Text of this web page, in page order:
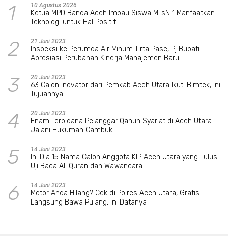
1 10 Agustus 2026
Ketua MPD Banda Aceh Imbau Siswa MTsN 1 Manfaatkan
Teknologi untuk Hal Positif
2 21 Juni 2023
Inspeksi ke Perumda Air Minum Tirta Pase, Pj Bupati
Apresiasi Perubahan Kinerja Manajemen Baru
3 20 Juni 2023
63 Calon Inovator dari Pemkab Aceh Utara Ikuti Bimtek, Ini
Tujuannya
4 20 Juni 2023
Enam Terpidana Pelanggar Qanun Syariat di Aceh Utara
Jalani Hukuman Cambuk
5 14 Juni 2023
Ini Dia 15 Nama Calon Anggota KIP Aceh Utara yang Lulus
Uji Baca Al-Quran dan Wawancara
6 14 Juni 2023
Motor Anda Hilang? Cek di Polres Aceh Utara, Gratis
Langsung Bawa Pulang, Ini Datanya